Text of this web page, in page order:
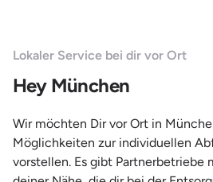
Lokaler Service bei dir vor Ort
Hey München
Wir möchten Dir vor Ort in
Möglichkeiten zur individuellen
vorstellen. Es gibt Partnerbetriebe